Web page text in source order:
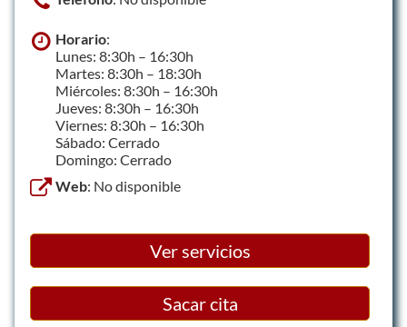
Horario:
Lunes: 8:30h – 16:30h
Martes: 8:30h – 18:30h
Miércoles: 8:30h – 16:30h
Jueves: 8:30h – 16:30h
Viernes: 8:30h – 16:30h
Sábado: Cerrado
Domingo: Cerrado
Web: No disponible
Ver servicios
Sacar cita